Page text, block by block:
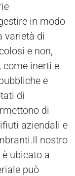
in modo
varietà di
e non,
come inerti e
e
di
di
aziendali e
nostro
ubicato a
può